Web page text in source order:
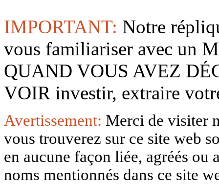
IMPORTANT: Notre
vous familiariser avec un
QUAND VOUS AVEZ
VOIR investir, extraire
Avertissement: Merci de visiter
vous trouverez sur ce site web
en aucune façon liée, agréés
noms mentionnés dans ce site